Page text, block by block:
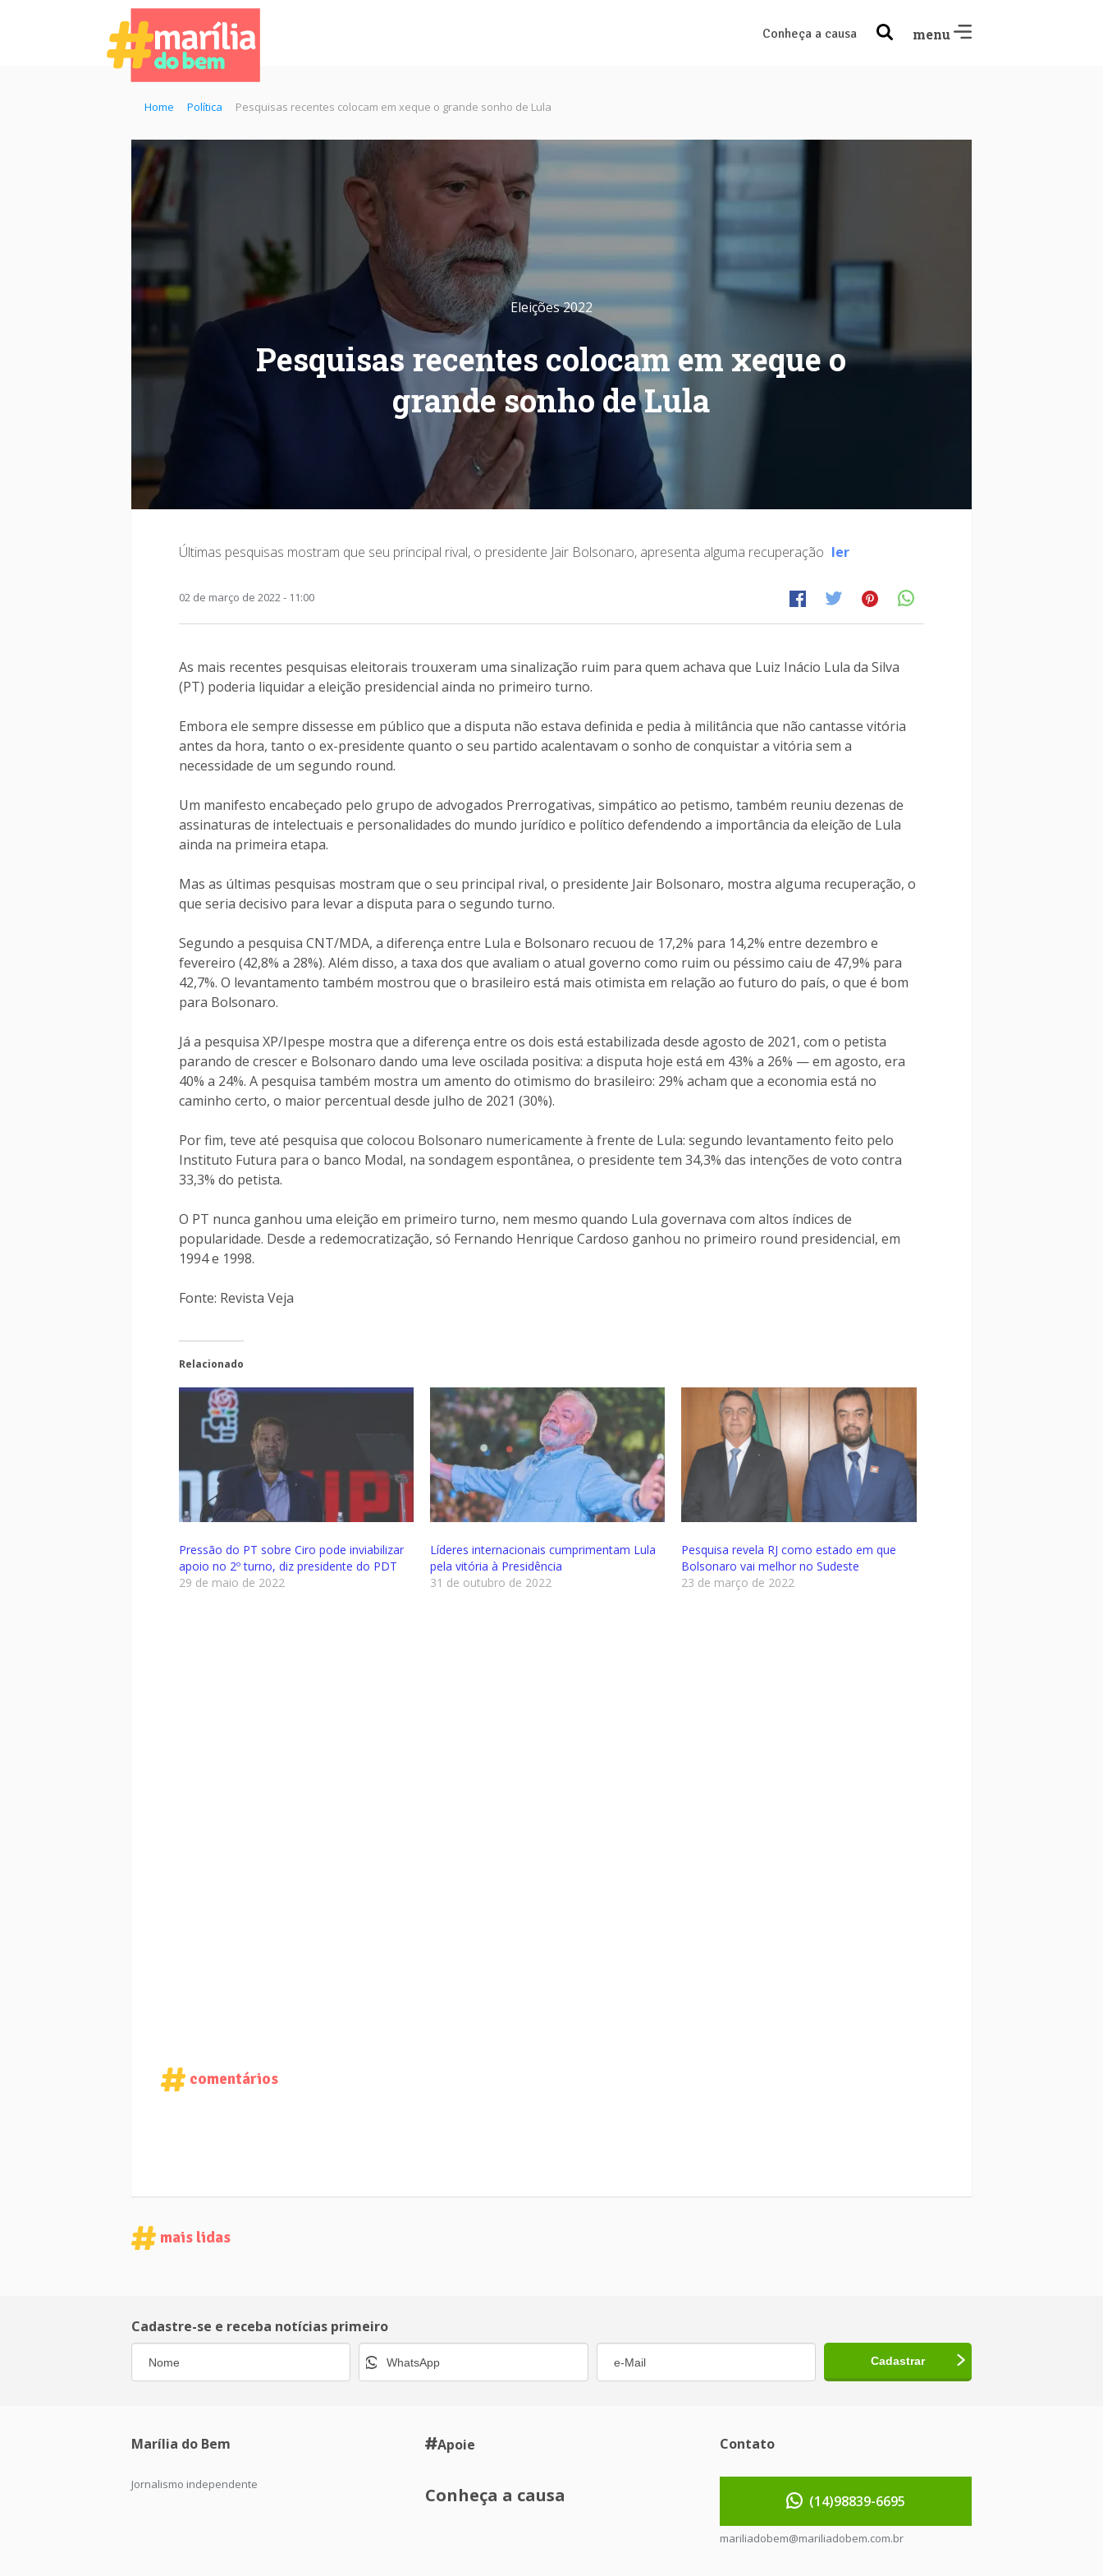
Conheça a causa menu
Home Política Pesquisas recentes colocam em xeque o grande sonho de Lula
Eleições 2022
Pesquisas recentes colocam em xeque o
grande sonho de Lula
Últimas pesquisas mostram que seu principal rival, o presidente Jair Bolsonaro, apresenta alguma recuperação ler
02 de março de 2022 - 11:00
As mais recentes pesquisas eleitorais trouxeram uma sinalização ruim para quem achava que Luiz Inácio Lula da Silva
(PT) poderia liquidar a eleição presidencial ainda no primeiro turno.
Embora ele sempre dissesse em público que a disputa não estava definida e pedia à militância que não cantasse vitória
antes da hora, tanto o ex-presidente quanto o seu partido acalentavam o sonho de conquistar a vitória sem a
necessidade de um segundo round.
Um manifesto encabeçado pelo grupo de advogados Prerrogativas, simpático ao petismo, também reuniu dezenas de
assinaturas de intelectuais e personalidades do mundo jurídico e político defendendo a importância da eleição de Lula
ainda na primeira etapa.
Mas as últimas pesquisas mostram que o seu principal rival, o presidente Jair Bolsonaro, mostra alguma recuperação, o
que seria decisivo para levar a disputa para o segundo turno.
Segundo a pesquisa CNT/MDA, a diferença entre Lula e Bolsonaro recuou de 17,2% para 14,2% entre dezembro e
fevereiro (42,8% a 28%). Além disso, a taxa dos que avaliam o atual governo como ruim ou péssimo caiu de 47,9% para
42,7%. O levantamento também mostrou que o brasileiro está mais otimista em relação ao futuro do país, o que é bom
para Bolsonaro.
Já a pesquisa XP/Ipespe mostra que a diferença entre os dois está estabilizada desde agosto de 2021, com o petista
parando de crescer e Bolsonaro dando uma leve oscilada positiva: a disputa hoje está em 43% a 26% — em agosto, era
40% a 24%. A pesquisa também mostra um amento do otimismo do brasileiro: 29% acham que a economia está no
caminho certo, o maior percentual desde julho de 2021 (30%).
Por fim, teve até pesquisa que colocou Bolsonaro numericamente à frente de Lula: segundo levantamento feito pelo
Instituto Futura para o banco Modal, na sondagem espontânea, o presidente tem 34,3% das intenções de voto contra
33,3% do petista.
O PT nunca ganhou uma eleição em primeiro turno, nem mesmo quando Lula governava com altos índices de
popularidade. Desde a redemocratização, só Fernando Henrique Cardoso ganhou no primeiro round presidencial, em
1994 e 1998.
Fonte: Revista Veja
Relacionado
Pressão do PT sobre Ciro pode inviabilizar
apoio no 2º turno, diz presidente do PDT
29 de maio de 2022
Líderes internacionais cumprimentam Lula
pela vitória à Presidência
31 de outubro de 2022
Pesquisa revela RJ como estado em que
Bolsonaro vai melhor no Sudeste
23 de março de 2022
comentários
mais lidas
Cadastre-se e receba notícias primeiro
Marília do Bem
Jornalismo independente
Apoie
Conheça a causa
Contato
(14)98839-6695
mariliadobem@mariliadobem.com.br